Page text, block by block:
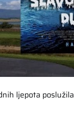
ljepota